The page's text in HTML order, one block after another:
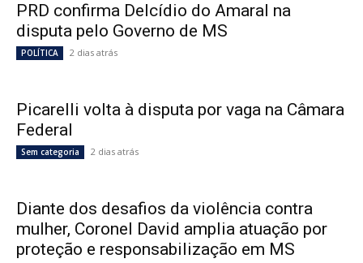
PRD confirma Delcídio do Amaral na
disputa pelo Governo de MS
POLÍTICA 2 dias atrás
Picarelli volta à disputa por vaga na Câmara
Federal
Sem categoria 2 dias atrás
Diante dos desafios da violência contra
mulher, Coronel David amplia atuação por
proteção e responsabilização em MS